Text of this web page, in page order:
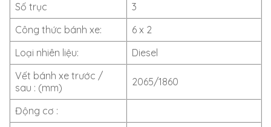
Số trục
3
Công thức bánh xe:
6 x 2
Loại nhiên liệu:
Diesel
Vết bánh xe trước /
sau : (mm)
2065/1860
Động cơ :